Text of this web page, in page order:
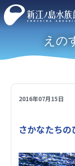
えの
2016年07月15日
さかなたち